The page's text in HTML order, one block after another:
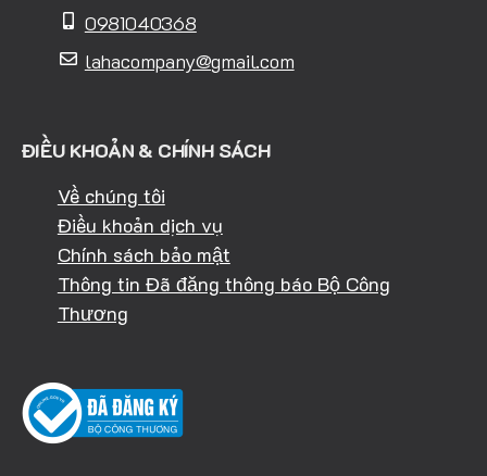
0981040368
lahacompany@gmail.com
ĐIỀU KHOẢN & CHÍNH SÁCH
Về chúng tôi
Điều khoản dịch vụ
Chính sách bảo mật
Thông tin Đã đăng thông báo Bộ Công
Thương